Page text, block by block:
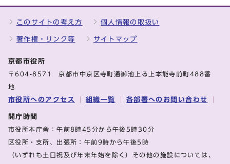
このサイトの考え方 個人情報の取扱い
著作権・リンク等 サイトマップ
京都市役所
〒604-8571 京都市中京区寺町通御池上る上本能寺前町488番
地
市役所へのアクセス 組織一覧 各部署へのお問い合わせ
開庁時間
市役所本庁舎：午前8時45分から午後5時30分
区役所・支所、出張所：午前9時から午後5時
（いずれも土日祝及び年末年始を除く）その他の施設については、